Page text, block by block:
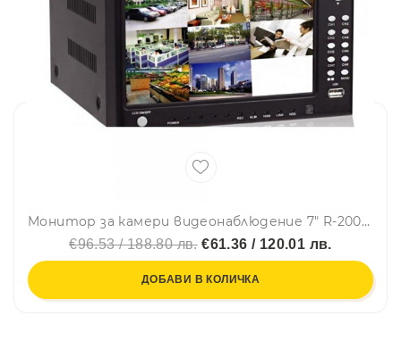
Монитор за камери видеонаблюдение 7" R-2004T 4 канала
€96.53 / 188.80 лв.€61.36 / 120.01 лв.
ДОБАВИ В КОЛИЧКА